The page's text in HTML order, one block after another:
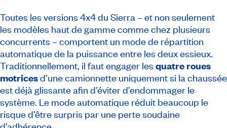
Toutes les versions 4x4 du Sierra – et non seulement
les modèles haut de gamme comme chez plusieurs
concurrents – comportent un mode de répartition
automatique de la puissance entre les deux essieux.
Traditionnellement, il faut engager les quatre roues
motricesd’une camionnette uniquement si la chaussée
est déjà glissante afin d’éviter d’endommager le
système. Le mode automatique réduit beaucoup le
risque d’être surpris par une perte soudaine